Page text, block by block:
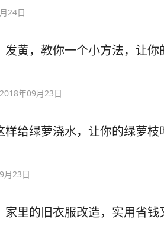
24日
发黄，教你一个小方法，让你
2018年09月23日
样给绿萝浇水，让你的绿萝枝
月23日
里的旧衣服改造，实用省钱